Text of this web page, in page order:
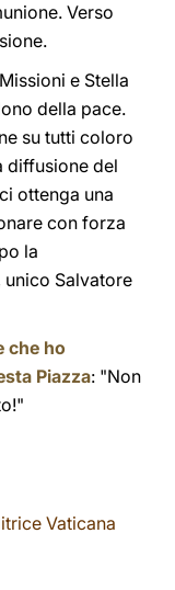
Verso
e Stella
della pace.
su tutti coloro
diffusione del
ottenga una
con forza
la
Salvatore
che ho
Piazza: "Non
Vaticana